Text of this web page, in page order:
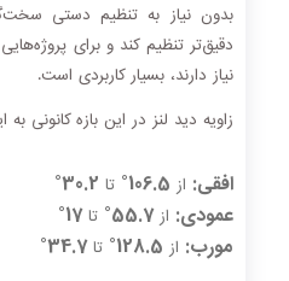
بدون نیاز به تنظیم دستی
دقیق‌تر تنظیم کند و برای
نیاز دارند، بسیار کاربردی است.
زاویه دید لنز در این بازه کانونی
افقی: از 106.5° تا 30.2°
عمودی: از55.7° تا17°
مورب: از 128.5° تا34.7°